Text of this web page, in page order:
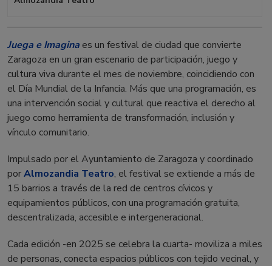
Juega e Imagina es un festival de ciudad que convierte
Zaragoza en un gran escenario de participación, juego y
cultura viva durante el mes de noviembre, coincidiendo con
el Día Mundial de la Infancia. Más que una programación, es
una intervención social y cultural que reactiva el derecho al
juego como herramienta de transformación, inclusión y
vínculo comunitario.
Impulsado por el Ayuntamiento de Zaragoza y coordinado
porAlmozandia Teatro, el festival se extiende a más de
15 barrios a través de la red de centros cívicos y
equipamientos públicos, con una programación gratuita,
descentralizada, accesible e intergeneracional.
Cada edición -en 2025 se celebra la cuarta- moviliza a miles
de personas, conecta espacios públicos con tejido vecinal, y